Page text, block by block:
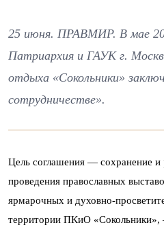
25 июня. ПРАВМИР. В мае
Патриархия и ГАУК г.
отдыха «Сокольники»
сотрудничестве».
Цель соглашения — сохранение и
проведения православных
ярмарочных и духовно-
территории ПКиО